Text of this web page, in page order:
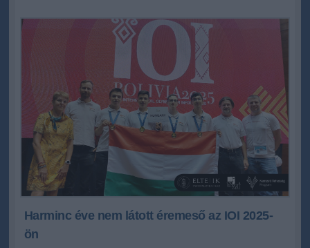
Harminc éve nem látott éremeső az IOI 2025-
ön